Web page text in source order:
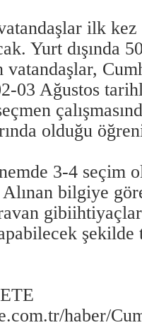
ilk kez
Yurt dışında
03 Ağustos
olduğu
3-4 seçim
Alınan bilgiye
haber/